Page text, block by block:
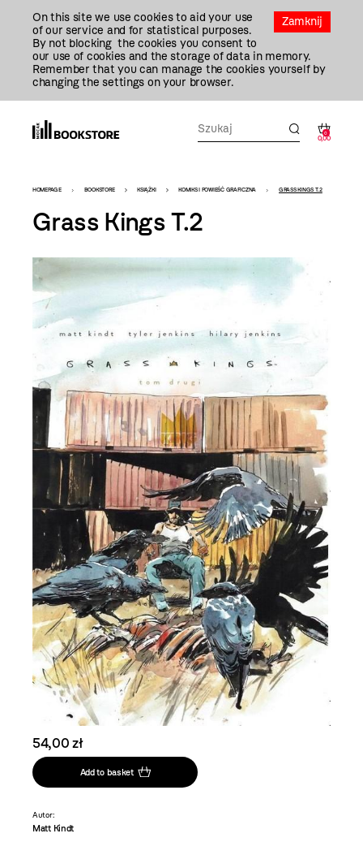
Zamknij
On this site we use cookies to aid your use
of our service and for statistical purposes.
By not blocking the cookies you consent to
our use of cookies and the storage of data in memory.
Remember that you can manage the cookies yourself by
changing the settings on your browser.
0
0,00
Bookstore
-
szablon
szczegóły
HOMEPAGE BOOKSTORE KSIĄŻKI KOMIKS I POWIEŚĆ GRAFICZNA GRASS KINGS T.2
Grass Kings T.2
54,00 zł
Add to basket
Autor:
Matt Kindt